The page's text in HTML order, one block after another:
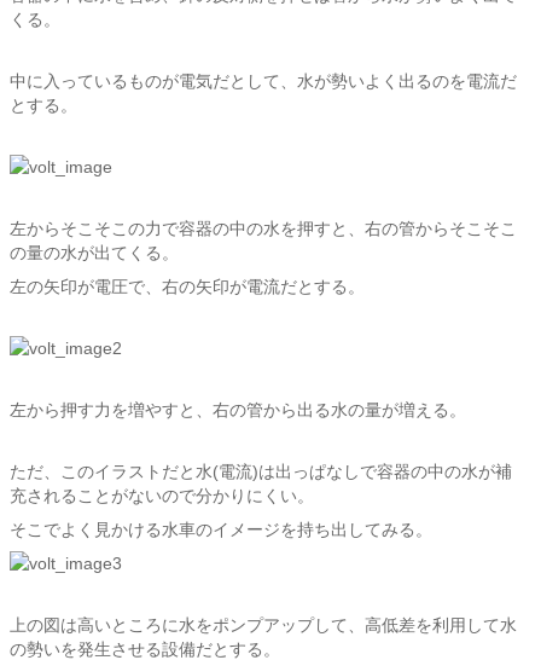
くる。
中に入っているものが電気だとして、水が勢いよく出るのを電流だ
とする。
左からそこそこの力で容器の中の水を押すと、右の管からそこそこ
の量の水が出てくる。
左の矢印が電圧で、右の矢印が電流だとする。
左から押す力を増やすと、右の管から出る水の量が増える。
ただ、このイラストだと水(電流)は出っぱなしで容器の中の水が補
充されることがないので分かりにくい。
そこでよく見かける水車のイメージを持ち出してみる。
上の図は高いところに水をポンプアップして、高低差を利用して水
の勢いを発生させる設備だとする。